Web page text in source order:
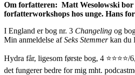
Om forfatteren: Matt Wesolowski bor
forfatterworkshops hos unge. Hans
I England er bog nr. 3 Changeling og
Min anmeldelse afSeks Stemmerkan du
Hydra får, ligesom første bog, 4
det fungerer bedre for mig mht.